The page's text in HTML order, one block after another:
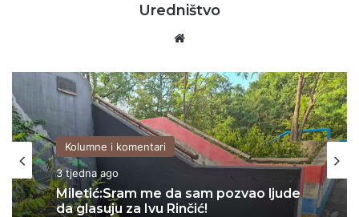
Uredništvo
Kolumne i komentari
06/07/2026
Za Sedlarov ‘Vukovar’ nula, a ‘Svadbi’
stotine tisuća eura?